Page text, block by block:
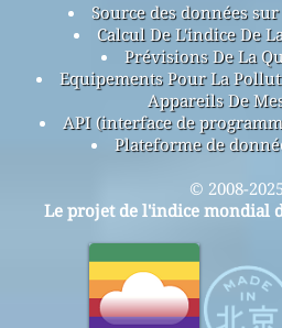
Source des données
Calcul De L'indice De
Prévisions De La
Equipements Pour La
Appareils De
API (interface de
Plateforme de
© 2008-
Le projet de l'indice mondial